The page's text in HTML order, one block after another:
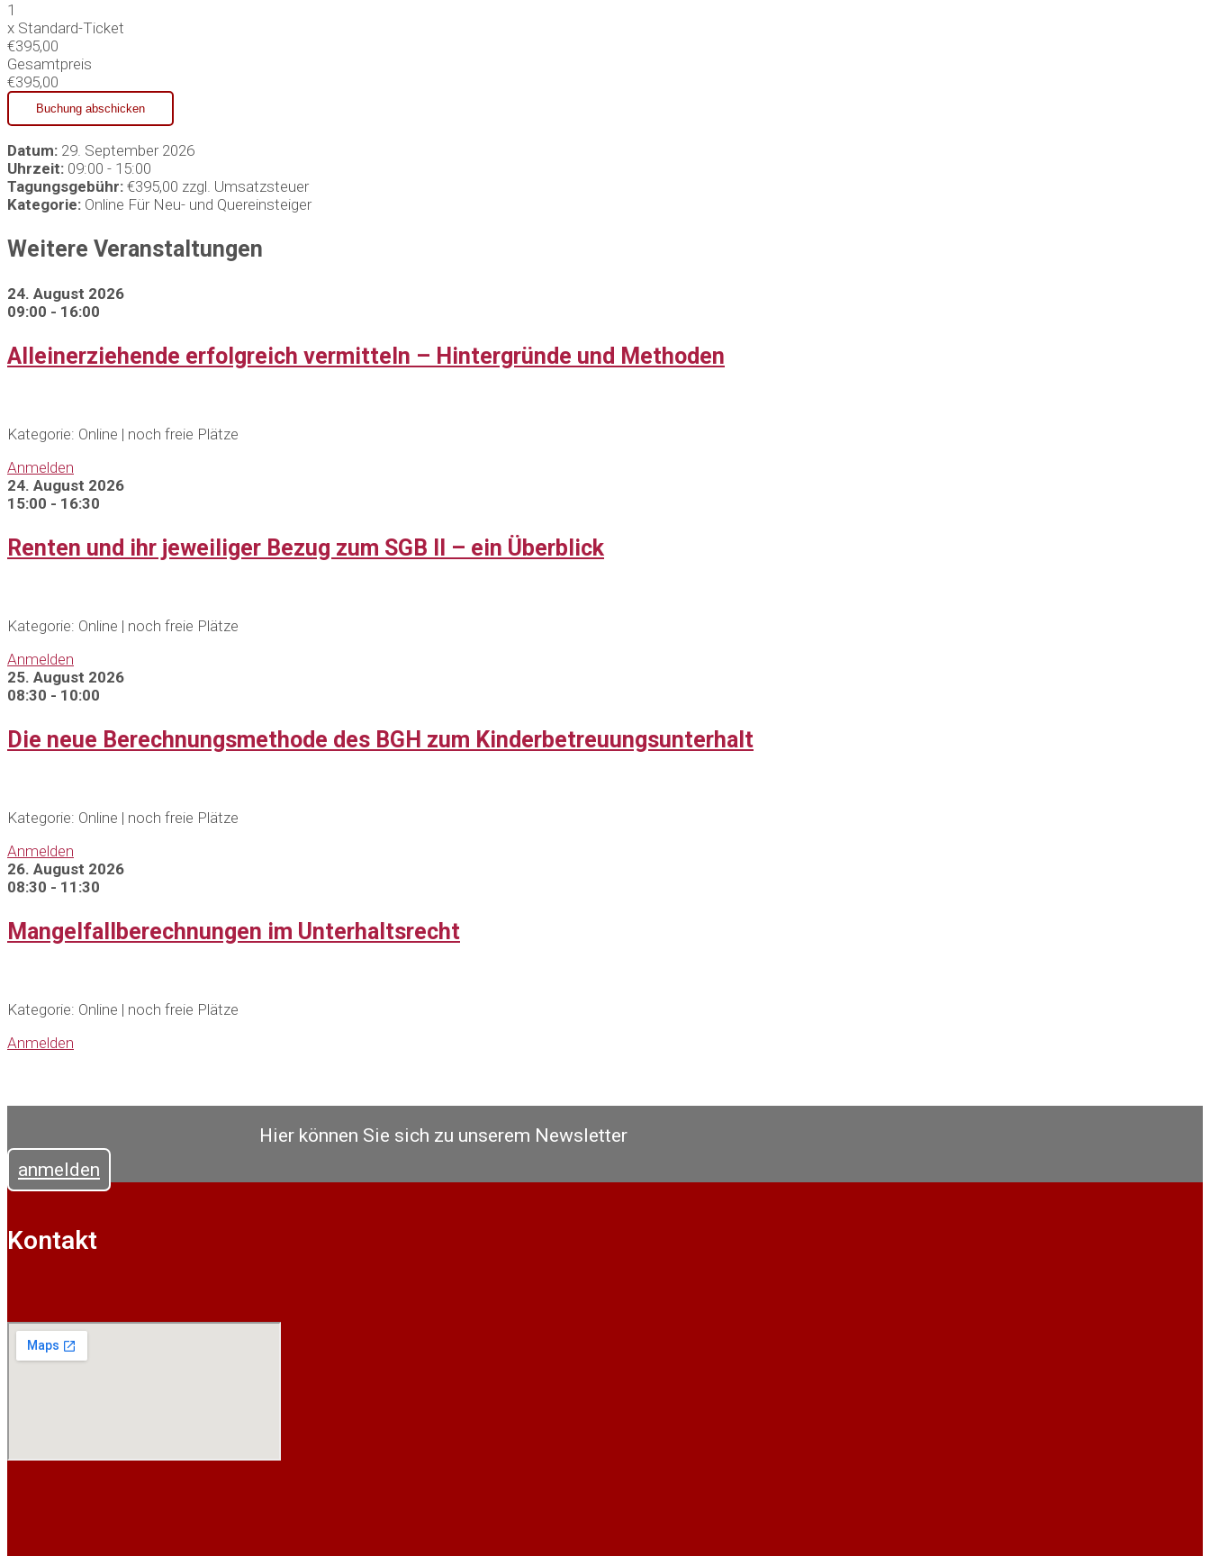
1
x Standard-Ticket
€395,00
Gesamtpreis
€395,00
Datum: 29. September 2026
Uhrzeit: 09:00 - 15:00
Tagungsgebühr: €395,00 zzgl. Umsatzsteuer
Kategorie: Online Für Neu- und Quereinsteiger
Weitere Veranstaltungen
24. August 2026
09:00 - 16:00
Alleinerziehende erfolgreich vermitteln – Hintergründe und Methoden
Kategorie: Online | noch freie Plätze
Anmelden
24. August 2026
15:00 - 16:30
Renten und ihr jeweiliger Bezug zum SGB II – ein Überblick
Kategorie: Online | noch freie Plätze
Anmelden
25. August 2026
08:30 - 10:00
Die neue Berechnungsmethode des BGH zum Kinderbetreuungsunterhalt
Kategorie: Online | noch freie Plätze
Anmelden
26. August 2026
08:30 - 11:30
Mangelfallberechnungen im Unterhaltsrecht
Kategorie: Online | noch freie Plätze
Anmelden
Hier können Sie sich zu unserem Newsletter
anmelden
Kontakt